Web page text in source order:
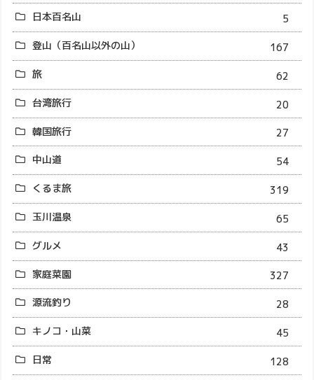
日本百名山
5
登山（百名山以外の山）
167
旅
62
台湾旅行
20
韓国旅行
27
中山道
54
くるま旅
319
玉川温泉
65
グルメ
43
家庭菜園
327
源流釣り
28
キノコ・山菜
45
日常
128